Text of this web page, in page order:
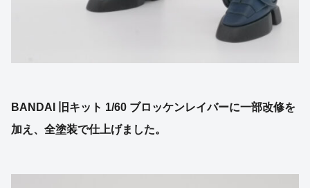
BANDAI 旧キット 1/60 ブロッケンレイバーに一部改修を
加え、全塗装で仕上げました。